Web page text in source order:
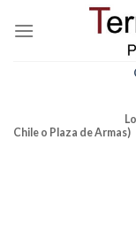
Entrar por
Local 325, Piso
Chile o Plaza de Armas)
Email: